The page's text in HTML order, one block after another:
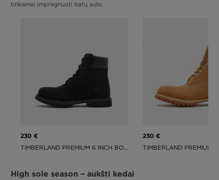
tinkamai impregnuoti batų aulo.
230 €
TIMBERLAND PREMIUM 6 INCH BOOT – W
230 €
High sole season – aukšti kedai